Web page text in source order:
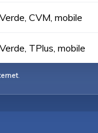
CVM, mobile
TPlus, mobile
.